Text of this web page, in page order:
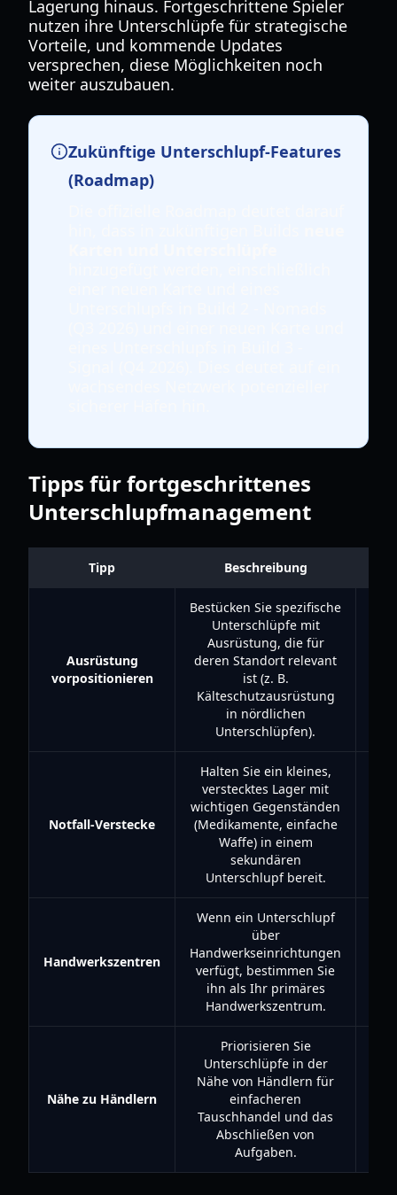
Lagerung hinaus. Fortgeschrittene Spieler
nutzen ihre Unterschlüpfe für strategische
Vorteile, und kommende Updates
versprechen, diese Möglichkeiten noch
weiter auszubauen.
Zukünftige Unterschlupf-Features
(Roadmap)
Tipps für fortgeschrittenes
Unterschlupfmanagement
Tipp Beschreibung
Ausrüstung
vorpositionieren
Bestücken Sie spezifische
Unterschlüpfe mit
Ausrüstung, die für
deren Standort relevant
ist (z. B.
Kälteschutzausrüstung
in nördlichen
Unterschlüpfen).
Notfall-Verstecke
Halten Sie ein kleines,
verstecktes Lager mit
wichtigen Gegenständen
(Medikamente, einfache
Waffe) in einem
sekundären
Unterschlupf bereit.
Handwerkszentren
Wenn ein Unterschlupf
über
Handwerkseinrichtungen
verfügt, bestimmen Sie
ihn als Ihr primäres
Handwerkszentrum.
Nähe zu Händlern
Priorisieren Sie
Unterschlüpfe in der
Nähe von Händlern für
einfacheren
Tauschhandel und das
Abschließen von
Aufgaben.